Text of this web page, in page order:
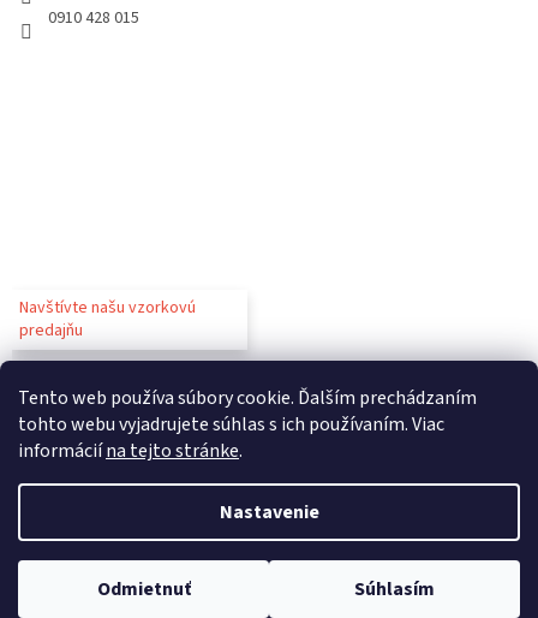
Tento web používa súbory cookie. Ďalším prechádzaním
tohto webu vyjadrujete súhlas s ich používaním. Viac
informáciína tejto stránke.
Nastavenie
Odmietnuť Súhlasím
0910 428 015
Navštívte našu vzorkovú
predajňu
Copyright 2026Gastroparty. Všetky práva vyhradené.Upraviť